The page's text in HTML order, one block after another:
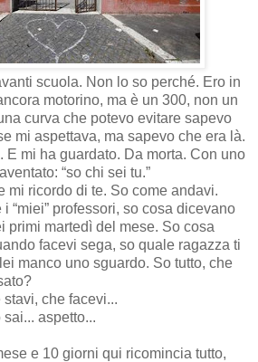
scuola. Non lo so perché. Ero in
motorino, ma è un 300, non un
curva che potevo evitare sapevo
mi aspettava, ma sapevo che era là.
E mi ha guardato. Da morta. Con uno
“so chi sei tu.”
mi ricordo di te. So come andavi.
“miei” professori, so cosa dicevano
primi martedì del mese. So cosa
facevi sega, so quale ragazza ti
manco uno sguardo. So tutto, che
che facevi...
aspetto...
e 10 giorni qui ricomincia tutto,